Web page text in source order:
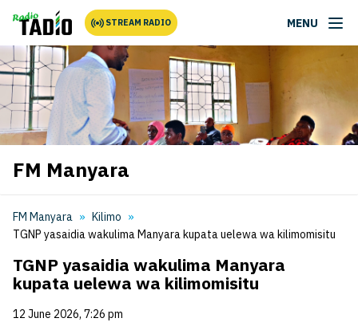
STREAM RADIO MENU
FM Manyara
FM Manyara
Kilimo
TGNP yasaidia wakulima Manyara kupata uelewa wa kilimomisitu
TGNP yasaidia wakulima Manyara
kupata uelewa wa kilimomisitu
12 June 2026, 7:26 pm